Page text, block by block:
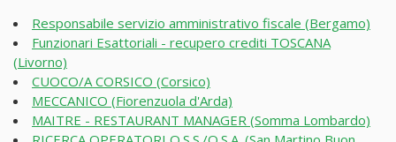
Responsabile servizio amministrativo fiscale (Bergamo)
Funzionari Esattoriali - recupero crediti TOSCANA
(Livorno)
CUOCO/A CORSICO (Corsico)
MECCANICO (Fiorenzuola d'Arda)
MAITRE - RESTAURANT MANAGER (Somma Lombardo)